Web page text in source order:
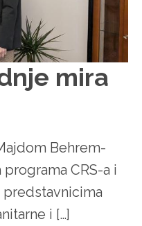
mira
Behrem-
CRS-a i
i […]